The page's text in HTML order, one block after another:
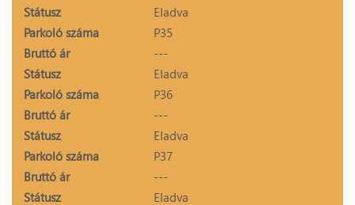
Státusz
Eladva
Parkoló száma
P35
Bruttó ár
---
Státusz
Eladva
Parkoló száma
P36
Bruttó ár
---
Státusz
Eladva
Parkoló száma
P37
Bruttó ár
---
Státusz
Eladva